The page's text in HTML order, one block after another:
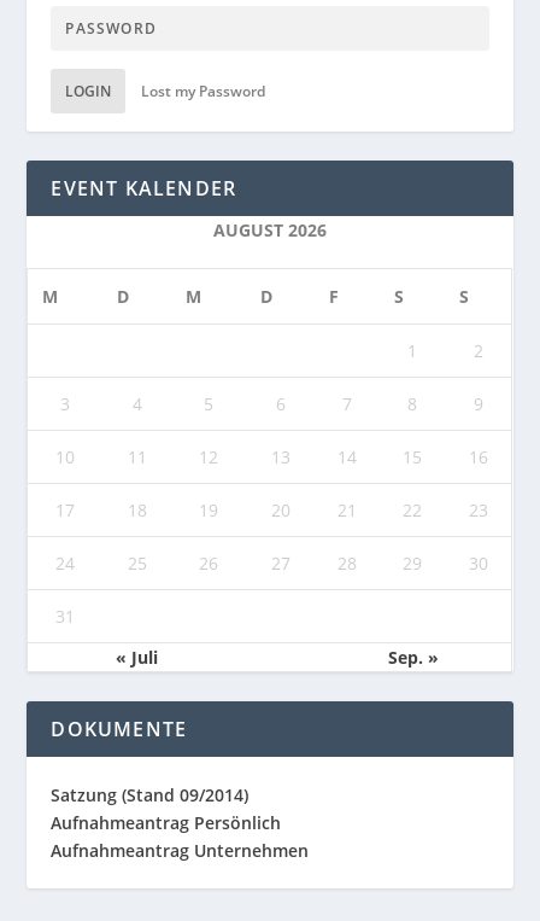
LOGIN Lost my Password
EVENT KALENDER
AUGUST 2026
M D M D F S S
1 2
3 4 5 6 7 8 9
10 11 12 13 14 15 16
17 18 19 20 21 22 23
24 25 26 27 28 29 30
31
« Juli
Sep. »
DOKUMENTE
Satzung (Stand 09/2014)
Aufnahmeantrag Persönlich
Aufnahmeantrag Unternehmen